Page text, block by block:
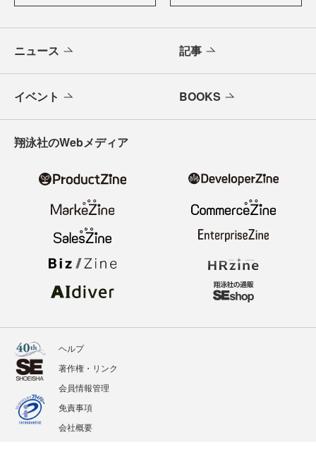
ニュース 記事
イベント BOOKS
翔泳社のWebメディア
ヘルプ
著作権・リンク
会員情報管理
免責事項
会社概要